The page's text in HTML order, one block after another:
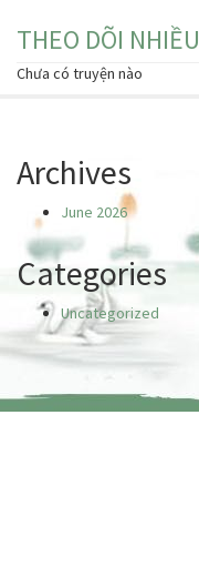
THEO DÕI NHIỀU
Chưa có truyện nào
Archives
June 2026
Categories
Uncategorized